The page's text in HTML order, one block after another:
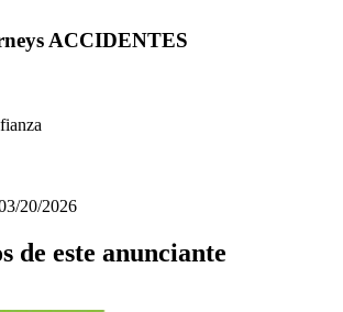
ACCIDENTES
20/2026
de este anunciante